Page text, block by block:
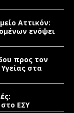
Αττικόν:
ενόψει
προς τον
στα
ΕΣΥ